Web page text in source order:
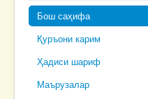
Бош саҳифа
Қуръони карим
Ҳадиси шариф
Маърузалар